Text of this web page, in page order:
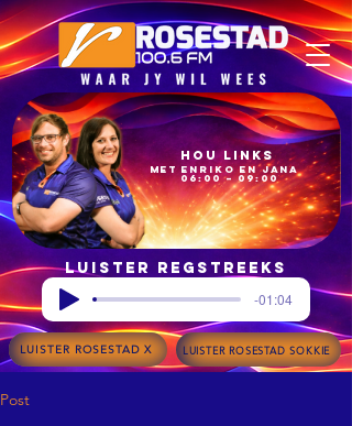
06:00 – 09:00
met Enriko en Jana
Hou Links
Luister regstreeks
-01:04
LUISTER ROSESTAD X LUISTER ROSESTAD SOKKIE
Post